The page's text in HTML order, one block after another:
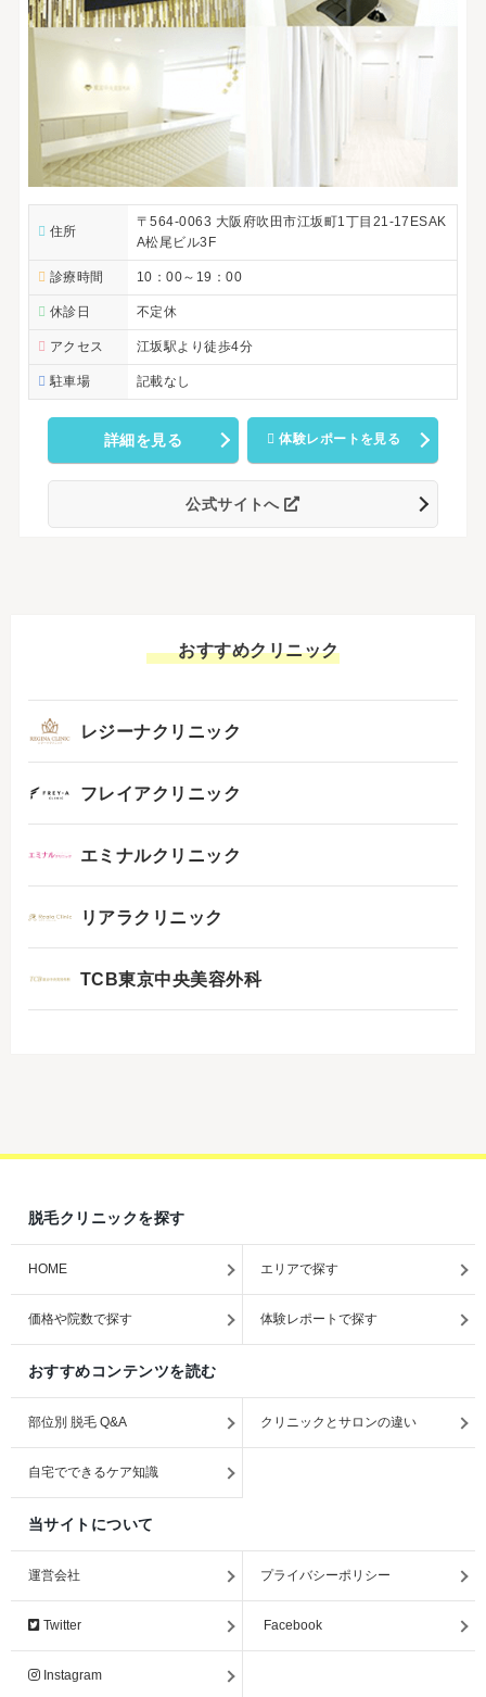
住所
〒564-0063 大阪府吹田市江坂町1丁目21-17ESAK
A松尾ビル3F
診療時間 10：00～19：00
休診日 不定休
アクセス 江坂駅より徒歩4分
駐車場 記載なし
詳細を見る 体験レポートを見る
公式サイトへ
おすすめクリニック
レジーナクリニック
フレイアクリニック
エミナルクリニック
リアラクリニック
TCB東京中央美容外科
脱毛クリニックを探す
HOME エリアで探す
価格や院数で探す 体験レポートで探す
おすすめコンテンツを読む
部位別 脱毛 Q&A クリニックとサロンの違い
自宅でできるケア知識
当サイトについて
運営会社 プライバシーポリシー
Twitter Facebook
Instagram